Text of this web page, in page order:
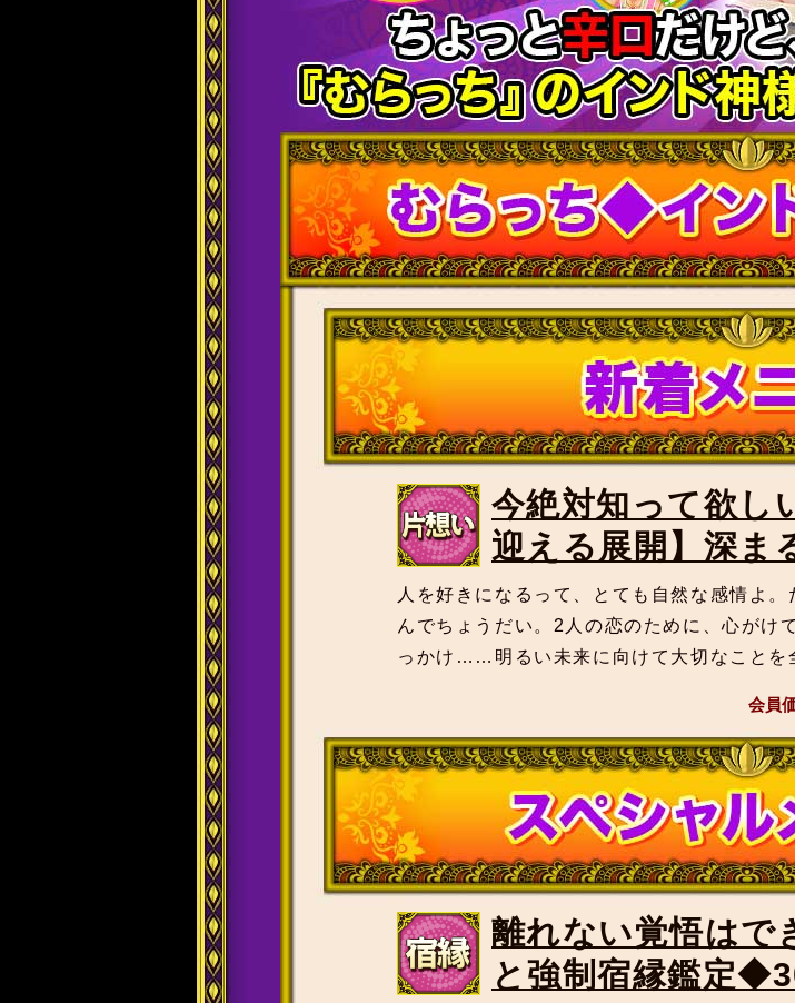
今絶対知って欲し
迎える展開】深ま
人を好きになるって、とても自然な感情よ
んでちょうだい。2人の恋のために、心がけ
っかけ……明るい未来に向けて大切なことを
会員
離れない覚悟はで
と強制宿縁鑑定